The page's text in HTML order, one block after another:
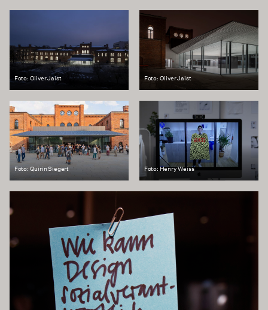
Foto: Oliver Jaist Foto: Oliver Jaist
Foto: Quirin Siegert Foto: Henry Weiss